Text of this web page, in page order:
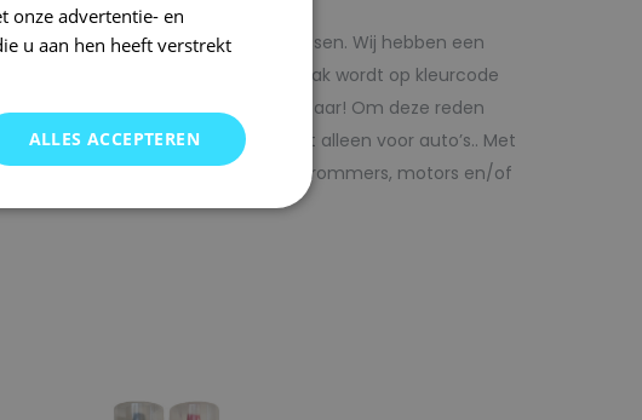
om hoge kwaliteit autolak spuitbussen. Wij hebben een
in ons arsenaal. De autolak wordt op kleurcode
verf. Direct uit voorraad leverbaar! Om deze reden
auto bij SRS kunt vinden. Maar niet alleen voor auto’s.. Met
voor bedrijfswagens, scooters, brommers, motors en/of
onze advertentie- en
u aan hen heeft verstrekt
ALLES ACCEPTEREN